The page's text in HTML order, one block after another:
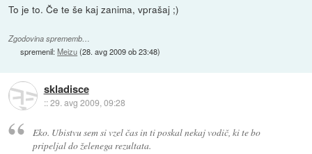
To je to. Če te še kaj zanima, vprašaj ;)
Zgodovina sprememb…
spremenil:Meizu(28. avg 2009 ob 23:48)
skladisce
::29. avg 2009, 09:28
Eko. Ubistvu sem si vzel čas in ti poskal nekaj vodič, ki te bo
pripeljal do želenega rezultata.